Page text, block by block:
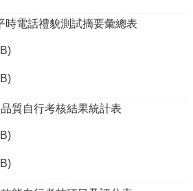
時電話禮貌測試摘要彙總表
質自行考核結果統計表